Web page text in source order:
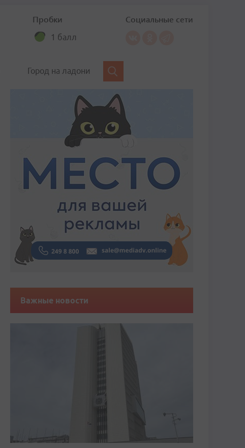
Пробки
1 балл
Социальные сети
Город на ладони
Важные новости